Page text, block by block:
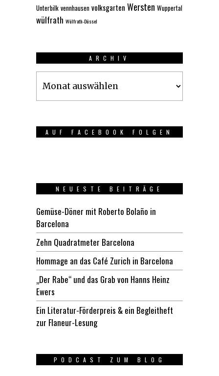
Unterbilk vennhausen volksgarten Wersten Wuppertal
wülfrath Wülfrath-Düssel
ARCHIV
AUF FACEBOOK FOLGEN
NEUESTE BEITRÄGE
Gemüse-Döner mit Roberto Bolaño in
Barcelona
Zehn Quadratmeter Barcelona
Hommage an das Café Zurich in Barcelona
„Der Rabe“ und das Grab von Hanns Heinz
Ewers
Ein Literatur-Förderpreis & ein Begleitheft
zur Flaneur-Lesung
PODCAST ZUM BLOG